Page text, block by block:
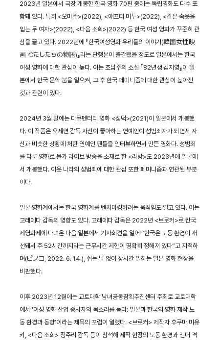
2023년 일본에서 극장 개봉한 한국 영화 70편 중에는 독립영화도 다수 포
함돼 있다. 특히 <오마주>(2022), <애프터 미투>(2022), <같은 속옷을
입는 두 여자>(2022), <다음 소희>(2022) 등 한국 여성 영화가 꾸준히 관
심을 끌고 있다. 2022년에 『한국여성영화 우리들의 이야기(韓国女性映
画 わたしたちの物語)』라는 단행본이 출간됐을 정도로 일본에서는 한국
여성 영화에 대한 관심이 높다. 이는 조남주의 소설 『82년생 김지영』이 일
본에서 한국 문학 붐을 일으켜, 그 후 한국 페미니즘에 대한 관심이 높아진
것과 관련이 있다.
2024년 3월 말에는 다큐멘터리 영화 <성덕>(2021)이 일본에서 개봉했
다. 이 작품은 오세연 감독 자신이 좋아하는 연예인이 성범죄자가 되면서 자
신과 비슷한 상황에 처한 연예인 팬들을 인터뷰하면서 만든 영화다. 성범죄
를 다룬 영화로 몰카 라이브 방송을 소재로 한 <라방>도 2023년에 일본에
서 개봉했다. 이웃 나라의 성범죄에 대한 관심 또한 페미니즘과 연관된 부분
이다.
일본 영화계에서는 한국 영화계를 벤치마킹하려는 움직임도 일고 있다. 이는
고레에다 감독의 영향도 있다. 고레에다 감독은 2022년 <브로커>로 칸국
제영화제에 다녀온 다음 일본에서 기자회견을 열어 “한국은 노동 환경이 개
선돼서 주 52시간까지라는 근무시간 제한이 명확히 정해져 있다”고 지적하
며(ピノコ, 2022. 6. 14.), 쉬는 날 없이 장시간 일하는 일본 영화 현장을
비판했다.
이후 2023년 12월에는 교토대학 남녀공동참획추진센터 주최로 교토대학
에서 ‘여성 영화 산업 종사자의 목소리를 듣다: 일본과 한국의 영화 제작 노
동 환경과 동향’이라는 제목의 포럼이 열렸다. <브로커> 제작자 후쿠마 미유
키, <다음 소희> 정주리 감독 등이 참석해 제작 현장의 노동 환경과 젠더 격